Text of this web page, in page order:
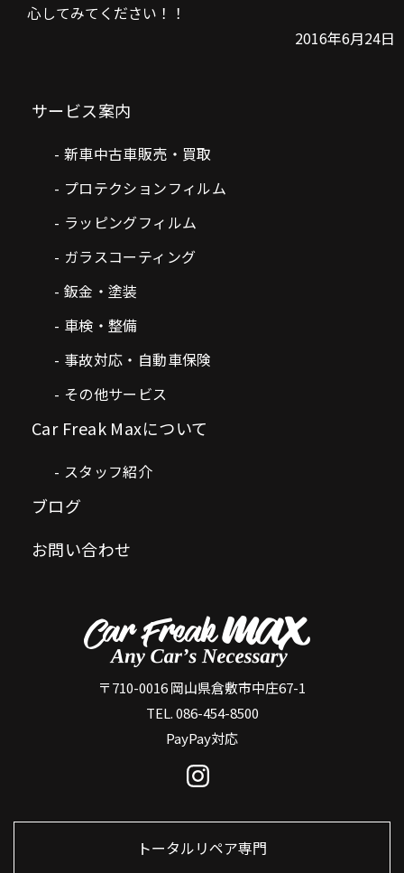
心してみてください！！
2016年6月24日
サービス案内
新車中古車販売・買取
プロテクションフィルム
ラッピングフィルム
ガラスコーティング
鈑金・塗装
車検・整備
事故対応・自動車保険
その他サービス
Car Freak Maxについて
スタッフ紹介
ブログ
お問い合わせ
〒710-0016 岡山県倉敷市中庄67-1
TEL. 086-454-8500
PayPay対応
トータルリペア専門